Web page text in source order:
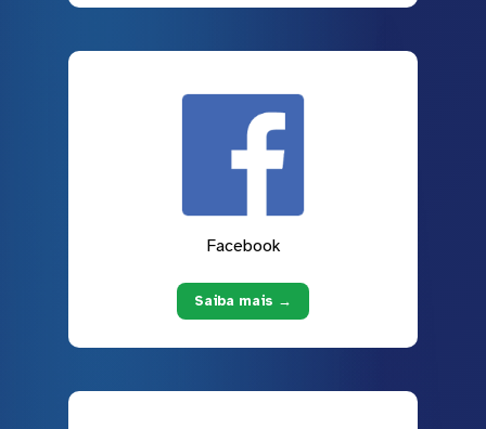
Facebook
Saiba mais →